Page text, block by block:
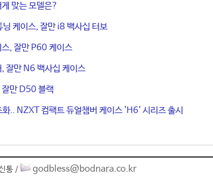
맞는 모델은?
케이스, 잘만 i8 백사십 터보
스, 잘만 P60 케이스
잘만 N6 백사십 케이스
만 D50 블랙
.. NZXT 컴팩트 듀얼챔버 케이스 'H6' 시리즈 출시
통 / godbless@bodnara.co.kr